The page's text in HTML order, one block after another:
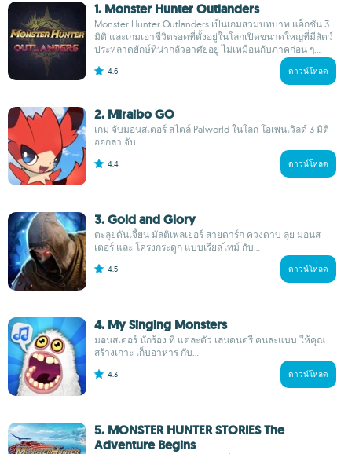
1. Monster Hunter Outlanders
Monster Hunter Outlanders เป็นเกมสวมบทบาท แอ็กชัน 3
มิติ และเกมเอาชีวิตรอดที่ตั้งอยู่ในโลกเปิดขนาดใหญ่ที่มีสัตว์
ประหลาดยักษ์ที่น่ากลัวอาศัยอยู่ ไม่เหมือนกับภาคก่อน ๆ...
4.6 ดาวน์โหลด
2. Miraibo GO
เกม จับมอนสเตอร์ สไตล์ Palworld ในโลก โอเพนเวิลด์ 3 มิติ
ออกล่า จับ...
4.4 ดาวน์โหลด
3. Gold and Glory
ตะลุยดันเจี้ยน มัลติเพลเยอร์ สายดาร์ก ควงดาบ ลุย มอนส
เตอร์ และ โครงกระดูก แบบเรียลไทม์ กับ...
4.5 ดาวน์โหลด
4. My Singing Monsters
มอนสเตอร์ นักร้อง ที่ แต่ละตัว เล่นดนตรี คนละแบบ ให้คุณ
สร้างเกาะ เก็บอาหาร กับ...
4.3 ดาวน์โหลด
5. MONSTER HUNTER STORIES The
Adventure Begins